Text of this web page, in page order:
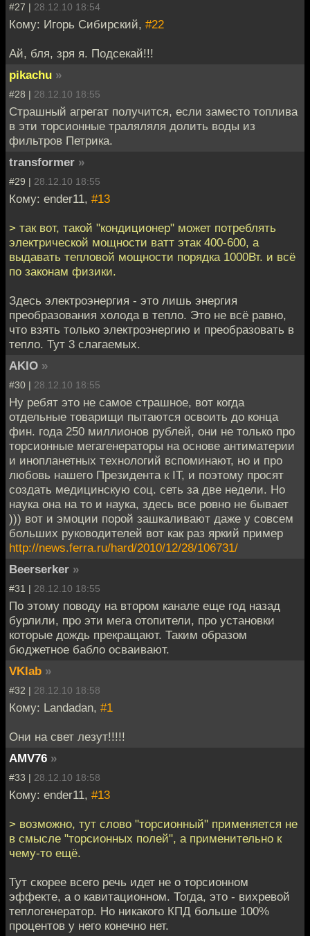
#27 | 28.12.10 18:54
Кому: Игорь Сибирский, #22
Ай, бля, зря я. Подсекай!!!
pikachu »
#28 | 28.12.10 18:55
Страшный агрегат получится, если заместо топлива
в эти торсионные траляляля долить воды из
фильтров Петрика.
transformer »
#29 | 28.12.10 18:55
Кому: ender11, #13
> так вот, такой "кондиционер" может потреблять
электрической мощности ватт этак 400-600, а
выдавать тепловой мощности порядка 1000Вт. и всё
по законам физики.
Здесь электроэнергия - это лишь энергия
преобразования холода в тепло. Это не всё равно,
что взять только электроэнергию и преобразовать в
тепло. Тут 3 слагаемых.
AKIO »
#30 | 28.12.10 18:55
Ну ребят это не самое страшное, вот когда
отдельные товарищи пытаются освоить до конца
фин. года 250 миллионов рублей, они не только про
торсионные мегагенераторы на основе антиматерии
и инопланетных технологий вспоминают, но и про
любовь нашего Президента к IT, и поэтому просят
создать медицинскую соц. сеть за две недели. Но
наука она на то и наука, здесь все ровно не бывает
))) вот и эмоции порой зашкаливают даже у совсем
больших руководителей вот как раз яркий пример
http://news.ferra.ru/hard/2010/12/28/106731/
Beerserker »
#31 | 28.12.10 18:55
По этому поводу на втором канале еще год назад
бурлили, про эти мега отопители, про установки
которые дождь прекращают. Таким образом
бюджетное бабло осваивают.
VKlab »
#32 | 28.12.10 18:58
Кому: Landadan, #1
Они на свет лезут!!!!!
AMV76 »
#33 | 28.12.10 18:58
Кому: ender11, #13
> возможно, тут слово "торсионный" применяется не
в смысле "торсионных полей", а применительно к
чему-то ещё.
Тут скорее всего речь идет не о торсионном
эффекте, а о кавитационном. Тогда, это - вихревой
теплогенератор. Но никакого КПД больше 100%
процентов у него конечно нет.